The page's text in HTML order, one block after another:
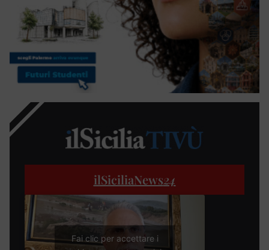
ilSiciliaNews24
Fai clic per accettare i